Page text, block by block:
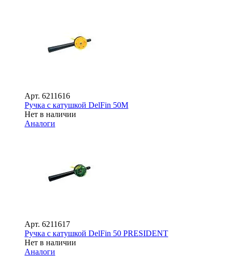
Арт. 6211616
Ручка с катушкой DelFin 50M
Нет в наличии
Аналоги
Арт. 6211617
Ручка с катушкой DelFin 50 PRESIDENT
Нет в наличии
Аналоги